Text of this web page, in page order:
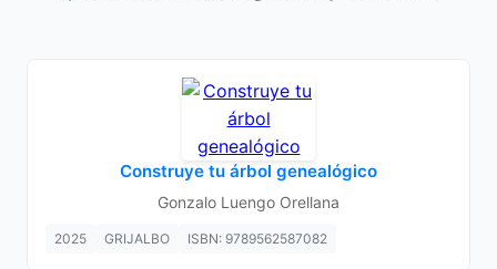
Construye tu árbol genealógico
Gonzalo Luengo Orellana
2025 GRIJALBO ISBN: 9789562587082